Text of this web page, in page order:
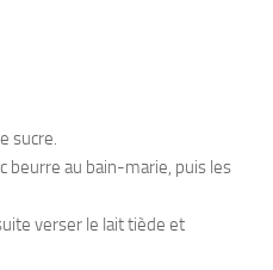
sucre.
beurre au bain-marie, puis les
verser le lait tiède et